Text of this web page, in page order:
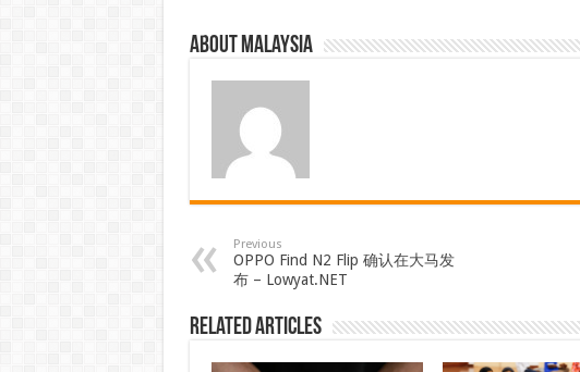
About Malaysia
Previous
OPPO Find N2 Flip 确认在大马发
布 – Lowyat.NET
Related Articles